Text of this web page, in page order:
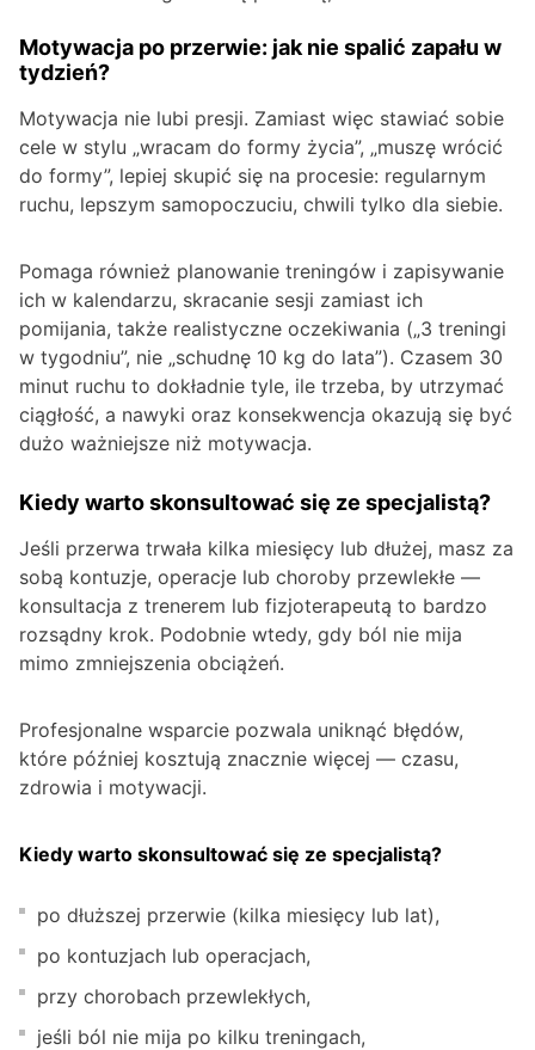
Motywacja po przerwie: jak nie spalić zapału w
tydzień?
Motywacja nie lubi presji. Zamiast więc stawiać sobie
cele w stylu „wracam do formy życia”, „muszę wrócić
do formy”, lepiej skupić się na procesie: regularnym
ruchu, lepszym samopoczuciu, chwili tylko dla siebie.
Pomaga również planowanie treningów i zapisywanie
ich w kalendarzu, skracanie sesji zamiast ich
pomijania, także realistyczne oczekiwania („3 treningi
w tygodniu”, nie „schudnę 10 kg do lata”). Czasem 30
minut ruchu to dokładnie tyle, ile trzeba, by utrzymać
ciągłość, a nawyki oraz konsekwencja okazują się być
dużo ważniejsze niż motywacja.
Kiedy warto skonsultować się ze specjalistą?
Jeśli przerwa trwała kilka miesięcy lub dłużej, masz za
sobą kontuzje, operacje lub choroby przewlekłe —
konsultacja z trenerem lub fizjoterapeutą to bardzo
rozsądny krok. Podobnie wtedy, gdy ból nie mija
mimo zmniejszenia obciążeń.
Profesjonalne wsparcie pozwala uniknąć błędów,
które później kosztują znacznie więcej — czasu,
zdrowia i motywacji.
Kiedy warto skonsultować się ze specjalistą?
po dłuższej przerwie (kilka miesięcy lub lat),
po kontuzjach lub operacjach,
przy chorobach przewlekłych,
jeśli ból nie mija po kilku treningach,